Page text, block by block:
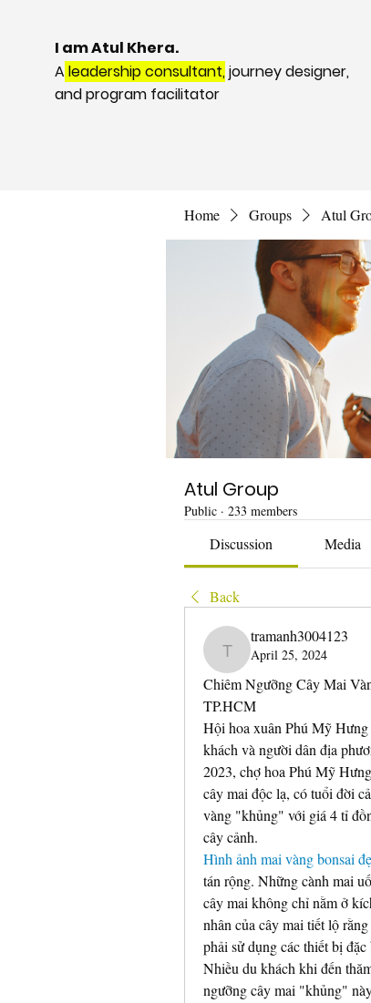
I am Atul Khera.
Aleadership consultant,journey designer,
and program facilitator
Home Groups Atul
Atul Group
Public · 233 members
Discussion Media
Back
tramanh3004123
tramanh3004123
April 25, 2024
Chiêm Ngưỡng Cây Mai
TP.HCM
Hội hoa xuân Phú Mỹ
khách và người dân địa
2023, chợ hoa Phú Mỹ
cây mai độc lạ, có tuổi đời
vàng "khủng" với giá 4 tỉ
cây cảnh.
Hình ảnh mai vàng bonsai
tán rộng. Những cành mai
cây mai không chỉ nằm ở
nhân của cây mai tiết lộ
phải sử dụng các thiết bị
Nhiều du khách khi đến
ngưỡng cây mai "khủng"